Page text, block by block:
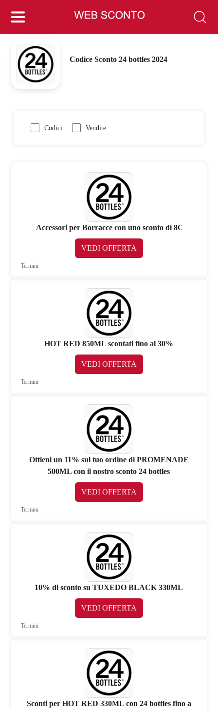
Codice Sconto 24 bottles 2024
Codici Vendite
Accessori per Borracce con uno sconto di 8€
VEDI OFFERTA
Termini
HOT RED 850ML scontati fino al 30%
VEDI OFFERTA
Termini
Ottieni un 11% sul tuo ordine di PROMENADE
500ML con il nostro sconto 24 bottles
VEDI OFFERTA
Termini
10% di sconto su TUXEDO BLACK 330ML
VEDI OFFERTA
Termini
Sconti per HOT RED 330ML con 24 bottles fino a